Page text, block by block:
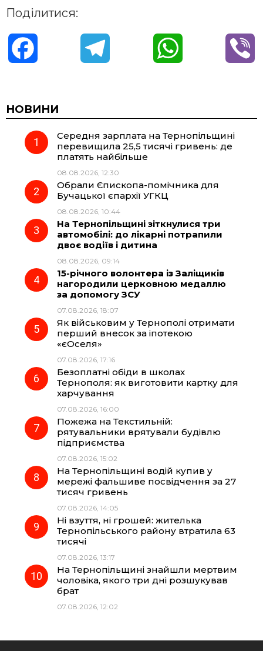
Поділитися:
c
e
o
o
e
r
a
t
p
НОВИНИ
Середня зарплата на Тернопільщині
перевищила 25,5 тисячі гривень: де
платять найбільше
08.08.2026, 12:30
Обрали Єпископа-помічника для
Бучацької єпархії УГКЦ
08.08.2026, 10:44
На Тернопільщині зіткнулися три
автомобілі: до лікарні потрапили
двоє водіїв і дитина
08.08.2026, 09:14
15-річного волонтера із Заліщиків
нагородили церковною медаллю
за допомогу ЗСУ
07.08.2026, 18:07
Як військовим у Тернополі отримати
перший внесок за іпотекою
«єОселя»
07.08.2026, 17:16
Безоплатні обіди в школах
Тернополя: як виготовити картку для
харчування
07.08.2026, 16:00
Пожежа на Текстильній:
рятувальники врятували будівлю
підприємства
07.08.2026, 15:02
На Тернопільщині водій купив у
мережі фальшиве посвідчення за 27
тисяч гривень
07.08.2026, 14:05
Ні взуття, ні грошей: жителька
Тернопільського району втратила 63
тисячі
07.08.2026, 13:17
На Тернопільщині знайшли мертвим
чоловіка, якого три дні розшукував
брат
07.08.2026, 12:02